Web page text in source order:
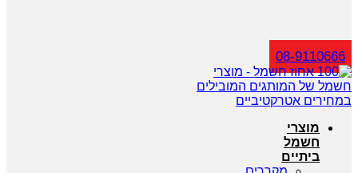
חיפוש
08-9110666
מוצרי
חשמל
ביתיים